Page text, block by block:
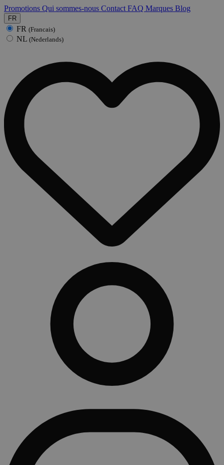
Promotions Qui sommes-nous Contact FAQ Marques Blog
FR
FR (Francais)
NL (Nederlands)